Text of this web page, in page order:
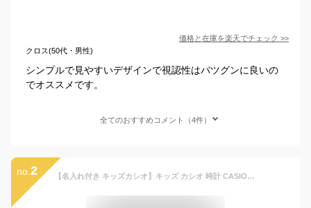
価格と在庫を楽天でチェック >>
クロス(50代・男性)
シンプルで見やすいデザインで視認性はバツグンに良いの
でオススメです。
全てのおすすめコメント（4件）
no. 2 【名入れ付き キッズカシオ】キッズ カシオ 時計 CASIO 腕時計 子供用 アナログ腕時計 キッズ時計 子供用腕時計 子供用時計 子ども 子供 男の子 男子 小学生 防水 ジュニア ボーイズ 遠足 修学旅行 人気 ブランド 誕生日 プレゼント 親子 コーデ アラーム 入園 入学 祝い